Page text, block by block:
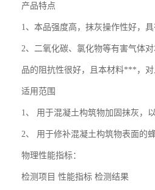
产品特点
1、本品强度高，抹灰操作性好，
2、二氧化碳、氯化物等有害气体
品的阻抗性很好，且本材料***，对
适用范围
1、 用于混凝土构筑物加固抹灰，
2、 用于修补混凝土构筑物表面的
物理性能指标：
检测项目 性能指标 检测结果